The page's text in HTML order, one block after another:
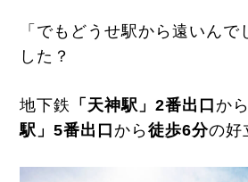
「でもどうせ駅から遠いん
した？
地下鉄 「天神駅」2番出口か
駅」5番出口から徒歩6分の好